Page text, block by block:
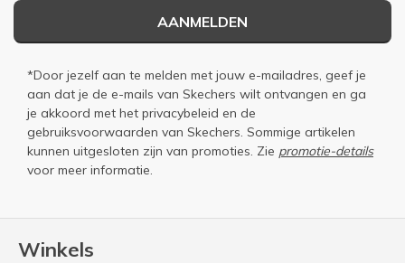
Winkels
AANMELDEN
*Door jezelf aan te melden met jouw e-mailadres, geef je
aan dat je de e-mails van Skechers wilt ontvangen en ga
je akkoord met het privacybeleid en de
gebruiksvoorwaarden van Skechers. Sommige artikelen
kunnen uitgesloten zijn van promoties. Zie promotie-details
voor meer informatie.